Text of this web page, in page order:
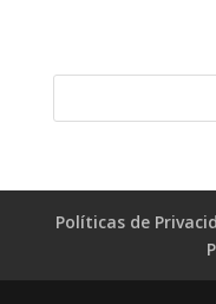
Políticas de